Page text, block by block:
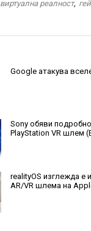
виртуална реалност,
Google атакува
Sony обяви
PlayStation VR шлем
realityOS изглежда е
AR/VR шлема на